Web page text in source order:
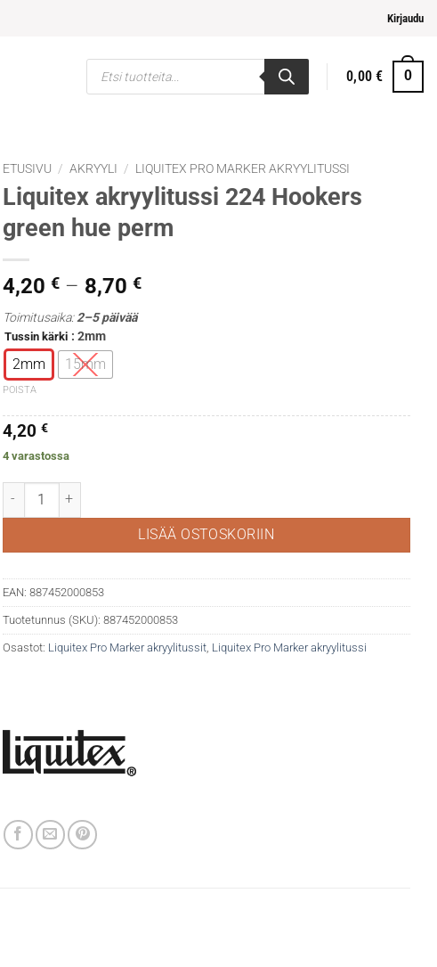
ja helpompi maksaminen Kirjaudu
Products
search
0,00€ 0
ETUSIVU / AKRYYLI / LIQUITEX PRO MARKER AKRYYLITUSSI
Liquitex akryylitussi 224 Hookers
green hue perm
4,20 € – 8,70 €Hintaluokka:
Toimitusaika:2–5 päivää
Tussin kärki : 2mm
2mm 15mm
POISTA
4,20 €
4 varastossa
Liquitex akryylitussi 224 Hookers green hue perm määrä
LISÄÄ OSTOSKORIIN
EAN: 887452000853
Tuotetunnus (SKU): 887452000853
Osastot: Liquitex Pro Marker akryylitussit, Liquitex Pro Marker akryylitussi